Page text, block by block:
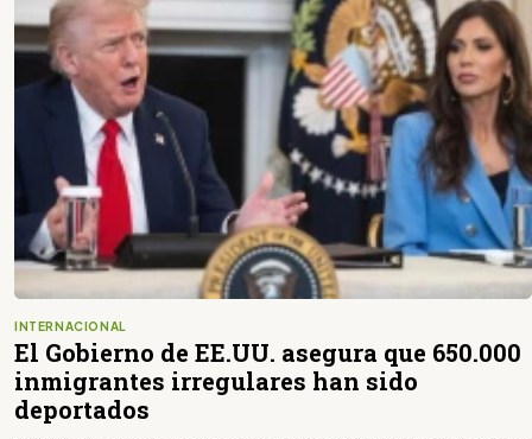
INTERNACIONAL
El Gobierno de EE.UU. asegura que 650.000
inmigrantes irregulares han sido
deportados